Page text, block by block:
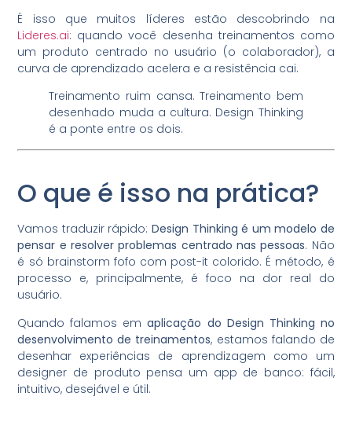
É isso que muitos líderes estão descobrindo na
Lideres.ai: quando você desenha treinamentos como
um produto centrado no usuário (o colaborador), a
curva de aprendizado acelera e a resistência cai.
Treinamento ruim cansa. Treinamento bem
desenhado muda a cultura. Design Thinking
é a ponte entre os dois.
O que é isso na prática?
Vamos traduzir rápido: Design Thinking é um modelo de
pensar e resolver problemas centrado nas pessoas. Não
é só brainstorm fofo com post-it colorido. É método, é
processo e, principalmente, é foco na dor real do
usuário.
Quando falamos emaplicação do Design Thinking no
desenvolvimento de treinamentos, estamos falando de
desenhar experiências de aprendizagem como um
designer de produto pensa um app de banco: fácil,
intuitivo, desejável e útil.